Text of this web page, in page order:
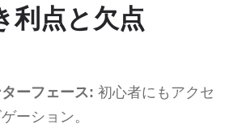
利点と欠点
ーフェース: 初心者にもアクセ
ーション。